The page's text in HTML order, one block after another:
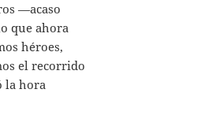
—acaso
que ahora
héroes,
el recorrido
la hora